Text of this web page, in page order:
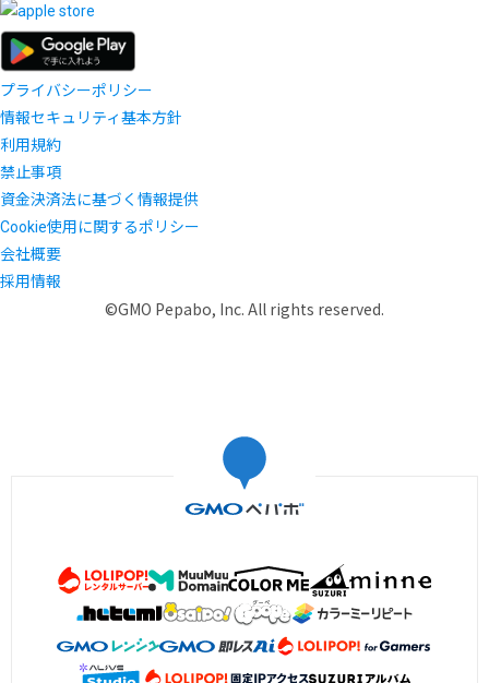
プライバシーポリシー
情報セキュリティ基本方針
利用規約
禁止事項
資金決済法に基づく情報提供
Cookie使用に関するポリシー
会社概要
採用情報
©GMO Pepabo, Inc. All rights reserved.